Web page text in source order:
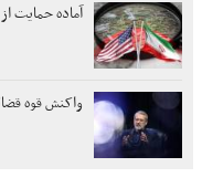
آماده حمایت
واکنش قوه